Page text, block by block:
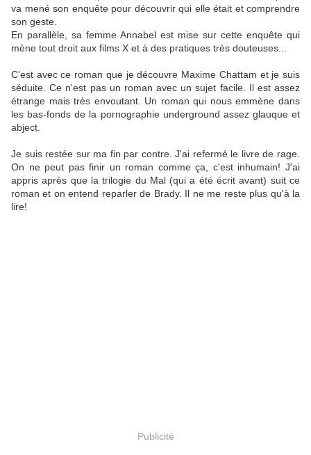
va mené son enquête pour découvrir qui elle était et comprendre
son geste.
En parallèle, sa femme Annabel est mise sur cette enquête qui
mène tout droit aux films X et à des pratiques très douteuses...
C'est avec ce roman que je découvre Maxime Chattam et je suis
séduite. Ce n'est pas un roman avec un sujet facile. Il est assez
étrange mais très envoutant. Un roman qui nous emmène dans
les bas-fonds de la pornographie underground assez glauque et
abject.
Je suis restée sur ma fin par contre. J'ai refermé le livre de rage.
On ne peut pas finir un roman comme ça, c'est inhumain! J'ai
appris après que la trilogie du Mal (qui a été écrit avant) suit ce
roman et on entend reparler de Brady. Il ne me reste plus qu'à la
lire!
Publicité